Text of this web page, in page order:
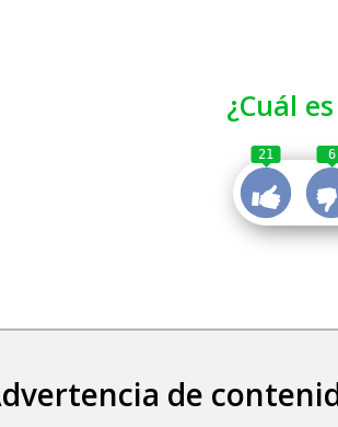
¿Cuál
21 6
de